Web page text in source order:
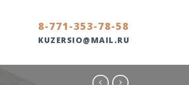
8-771-353-78-58
KUZERSIO@MAIL.RU